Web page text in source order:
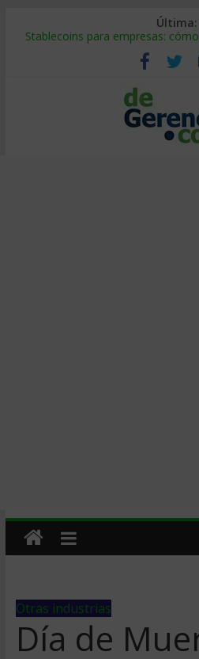
Última:
Stablecoins para empresas:
Despido silencioso: qué es y por
IA en selección de personal:
Trabajo forzoso en la cadena de
Mercado hispano de EE. UU.:
Otras industrias
Día de